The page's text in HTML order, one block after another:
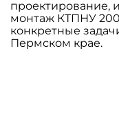
проектирование,
монтаж КТПНУ
конкретные
Пермском крае.